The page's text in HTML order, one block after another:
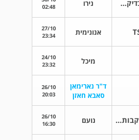
תוצאות בדיקת US - מעקב אחר נגע בבלוטת התריס נירו
02:48
אנונימית
27/10
23:34
מיכל
24/10
23:32
ד"ר נארימאן
סאבא חאזן
26/10
20:03
מינון של קבותרים נועם
26/10
16:30